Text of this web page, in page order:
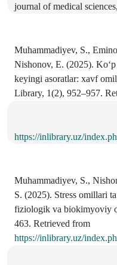
journal of medical
Muhammadiyev, S.,
Nishonov, E. (2025).
keyingi asoratlar: xavf
Library, 1(2), 952–957.
https://inlibrary.uz/
Muhammadiyev, S.,
S. (2025). Stress omillari
fiziologik va biokimyoviy
463. Retrieved from
https://inlibrary.uz/